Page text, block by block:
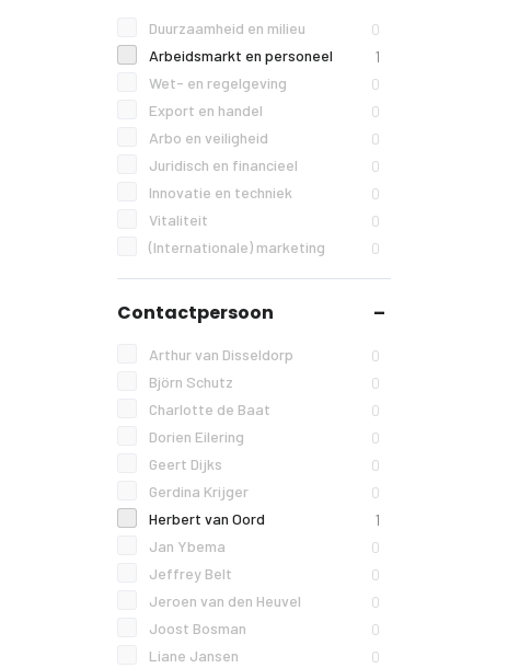
Duurzaamheid en milieu 0
Arbeidsmarkt en personeel 1
Wet- en regelgeving 0
Export en handel 0
Arbo en veiligheid 0
Juridisch en financieel 0
Innovatie en techniek 0
Vitaliteit 0
(Internationale) marketing 0
Contactpersoon
Arthur van Disseldorp 0
Björn Schutz 0
Charlotte de Baat 0
Dorien Eilering 0
Geert Dijks 0
Gerdina Krijger 0
Herbert van Oord 1
Jan Ybema 0
Jeffrey Belt 0
Jeroen van den Heuvel 0
Joost Bosman 0
Liane Jansen 0